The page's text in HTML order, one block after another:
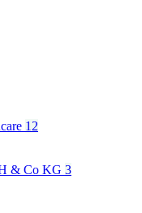
12
& Co KG 3